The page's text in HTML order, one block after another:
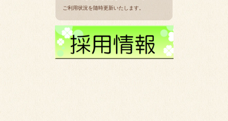
ご利用状況を随時更新いたします。